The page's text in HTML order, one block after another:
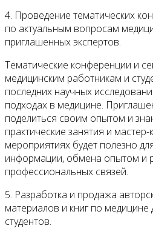
4. Проведение тематических
по актуальным вопросам
приглашенных экспертов.
Тематические конференции и
медицинским работникам и
последних научных
подходах в медицине.
поделиться своим опытом и
практические занятия и
мероприятиях будет полезно
информации, обмена опытом и
профессиональных связей.
5. Разработка и продажа
материалов и книг по
студентов.